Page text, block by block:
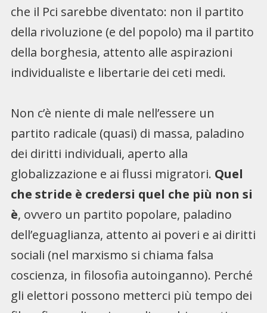
che il Pci sarebbe diventato: non il partito
della rivoluzione (e del popolo) ma il partito
della borghesia, attento alle aspirazioni
individualiste e libertarie dei ceti medi.
Non c’è niente di male nell’essere un
partito radicale (quasi) di massa, paladino
dei diritti individuali, aperto alla
globalizzazione e ai flussi migratori. Quel
che stride è credersi quel che più non si
è, ovvero un partito popolare, paladino
dell’eguaglianza, attento ai poveri e ai diritti
sociali (nel marxismo si chiama falsa
coscienza, in filosofia autoinganno). Perché
gli elettori possono metterci più tempo dei